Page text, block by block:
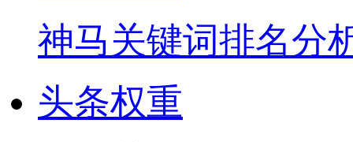
神马关键词排名分
头条权重